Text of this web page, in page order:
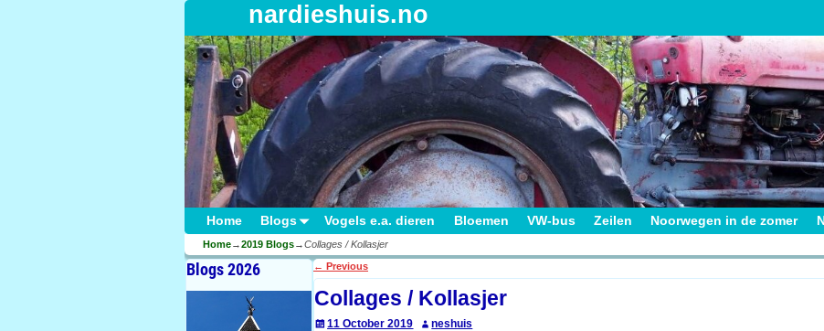
nardieshuis.no
Home Blogs Vogels e.a. dieren Bloemen VW-bus Zeilen Noorwegen in de zomer
Home→2019 Blogs→Collages / Kollasjer
Post navigation
← Previous
Collages / Kollasjer
11 October 2019 neshuis
Blogs 2026